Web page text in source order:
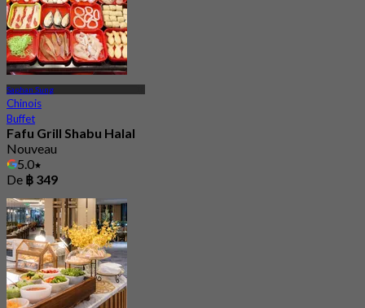
Saphan Sung
Chinois
Buffet
Fafu Grill Shabu Halal
Nouveau
5.0
De ฿ 349